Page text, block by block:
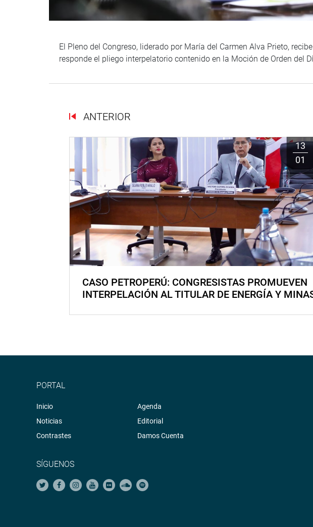
El Pleno del Congreso, liderado por María del Carmen Alva Prieto,
responde el pliego interpelatorio contenido en la Moción de Orden del
ANTERIOR
13
01
CASO PETROPERÚ: CONGRESISTAS PROMUEVEN
INTERPELACIÓN AL TITULAR DE ENERGÍA Y
PORTAL
Inicio
Noticias
Contrastes
Agenda
Editorial
Damos Cuenta
SÍGUENOS